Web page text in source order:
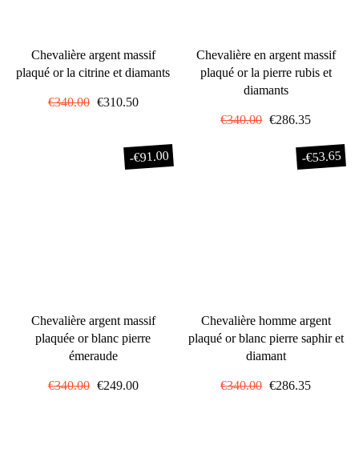
Chevalière argent massif
plaqué or la citrine et diamants
Prix
€340.00 Prix
€310.50
Chevalière en argent massif
plaqué or la pierre rubis et
diamants
Prix
€340.00 Prix
€286.35
-€91.00
Chevalière argent massif
plaquée or blanc pierre
émeraude
Prix
€340.00 Prix
€249.00
-€53.65
Chevalière homme argent
plaqué or blanc pierre saphir et
diamant
Prix
€340.00 Prix
€286.35